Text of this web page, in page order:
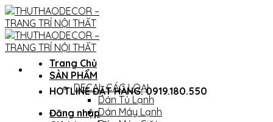
Skip
to
content
HOTLINE ĐẶT HÀNG: 0919.180.550
Đăng nhập
Trang Chủ
SẢN PHẨM
DECAL CÁC LOẠI
Dán Tủ Lạnh
Dán Máy Lạnh